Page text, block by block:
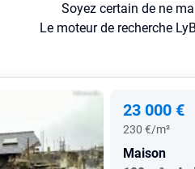
Soyez certain de ne
Le moteur de recherche
23 000 €
230 €/m²
Maison